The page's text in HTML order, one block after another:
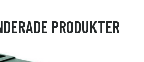
PRODUKTER